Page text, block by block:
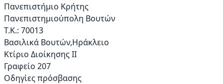
Πανεπιστήμιο Κρήτης
Πανεπιστημιούπολη Βουτών
Τ.Κ.: 70013
Βασιλικά Βουτών,Ηράκλειο
Κτίριο Διοίκησης ΙΙ
Γραφείο 207
Οδηγίες πρόσβασης